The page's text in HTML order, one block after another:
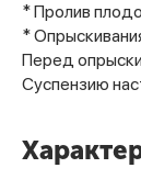
* Пролив
*
Перед
Суспензию